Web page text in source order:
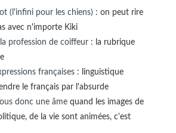
(l'infini pour les chiens): on peut rire
avec n'importe Kiki
profession de coiffeur: la rubrique
françaises: linguistique
le français par l'absurde
donc une âmequand les images de
de la vie sont animées, c'est